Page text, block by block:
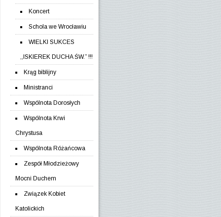
Koncert
Schola we Wrocławiu
WIELKI SUKCES
,,ISKIEREK DUCHA ŚW.” !!!
Krąg biblijny
Ministranci
Wspólnota Dorosłych
Wspólnota Krwi
Chrystusa
Wspólnota Różańcowa
Zespół Młodzieżowy
Mocni Duchem
Związek Kobiet
Katolickich